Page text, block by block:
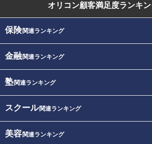
オリコン顧客満足度ランキ
保険関連ランキング
金融関連ランキング
塾関連ランキング
スクール関連ランキング
美容関連ランキング